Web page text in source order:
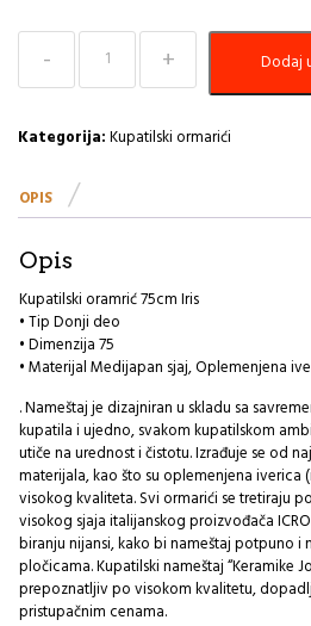
Kupatilski
oramrić
75cm
KJ
količina
Dodaj
Kategorija:Kupatilski ormarići
OPIS
Opis
Kupatilski oramrić 75cm Iris
• Tip Donji deo
• Dimenzija 75
• Materijal Medijapan sjaj, Oplemenjena
. Nameštaj je dizajniran u skladu sa
kupatila i ujedno, svakom kupatilskom
utiče na urednost i čistotu. Izrađuje se od
materijala, kao što su oplemenjena iverica
visokog kvaliteta. Svi ormarići se tretiraju
visokog sjaja italijanskog proizvođača
biranju nijansi, kako bi nameštaj potpuno
pločicama. Kupatilski nameštaj “Keramike
prepoznatljiv po visokom kvalitetu,
pristupačnim cenama.